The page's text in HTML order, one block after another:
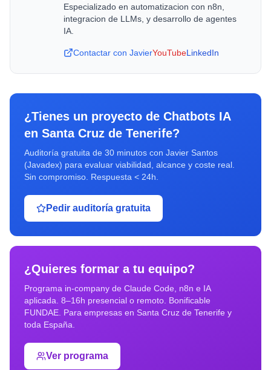
Especializado en automatizacion con n8n,
integracion de LLMs, y desarrollo de agentes
IA.
Contactar con JavierYouTubeLinkedIn
¿Tienes un proyecto de Chatbots IA
en Santa Cruz de Tenerife?
Auditoría gratuita de 30 minutos con Javier Santos
(Javadex) para evaluar viabilidad, alcance y coste real.
Sin compromiso. Respuesta < 24h.
Pedir auditoría gratuita
¿Quieres formar a tu equipo?
Programa in-company de Claude Code, n8n e IA
aplicada. 8–16h presencial o remoto. Bonificable
FUNDAE. Para empresas en Santa Cruz de Tenerife y
toda España.
Ver programa